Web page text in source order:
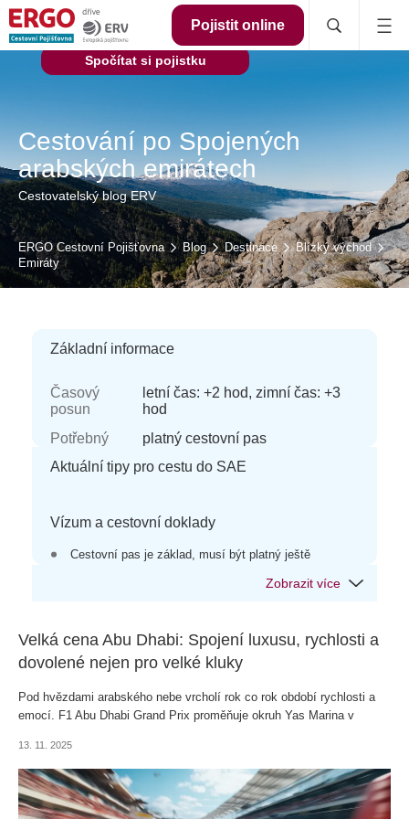
Pojistit online
Cestování po Spojených
arabských emirátech
Cestovatelský blog ERV
ERGO Cestovní Pojišťovna Blog Destinace
Blízký východ
Emiráty
Základní informace
Časový
posun
letní čas: +2 hod, zimní čas: +3
hod
Potřebný
platný cestovní pas
Bezpečnost
Spojené arabské emiráty patří mezi
velmi bezpečné země, ale respektujte
místní zákony a zvyklosti, vyhýbejte se
Aktuální tipy pro cestu do SAE
Vízum a cestovní doklady
Cestovní pas je základ, musí být platný ještě
S vízem: dovolená nad 90 dnů přes cestovku nebo na
portáluimigračního úřadu .
zaměstnavatel nebo škola.
Finanční hotovost nad 60 000 AED musíte písemně i
Pro zefektivnění pomoci při nesnázích doporučujeme
před odletem registraci v systémuDROZD
Velká cena Abu Dhabi: Spojení luxusu, rychlosti a
dovolené nejen pro velké kluky
Pod hvězdami arabského nebe vrcholí rok co rok období rychlosti a
emocí. F1 Abu Dhabi Grand Prix proměňuje okruh Yas Marina v
atmosférou. Nejde jen o závod – je to zážitek, na který se
nezapomíná, a nadchne široké spektrum diváků.
13. 11. 2025
Spočítat si pojistku